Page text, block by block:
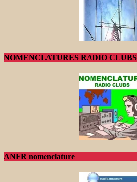
NOMENCLATURES RADIO CLUBS
ANFR nomenclature